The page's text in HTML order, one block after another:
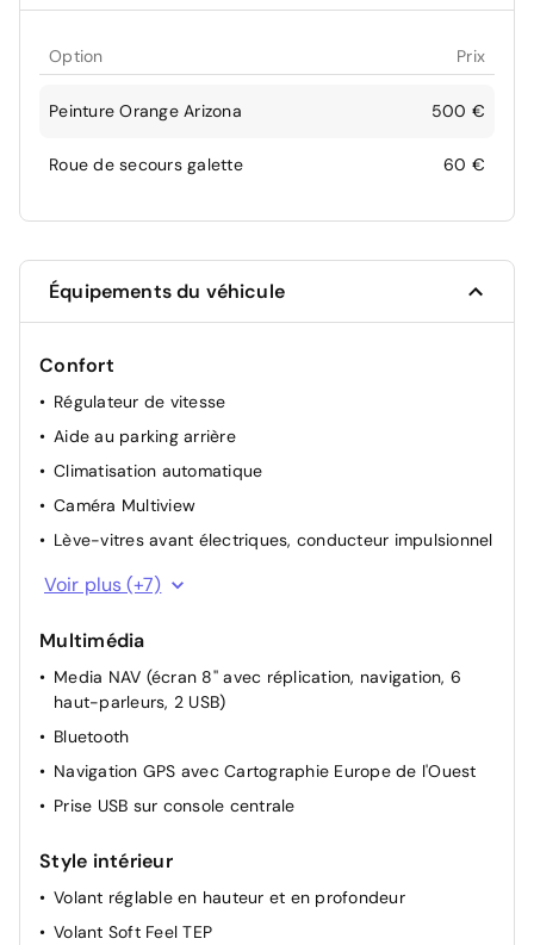
Option Prix
Peinture Orange Arizona 500 €
Roue de secours galette 60 €
Équipements du véhicule
Confort
Régulateur de vitesse
Aide au parking arrière
Climatisation automatique
Caméra Multiview
Lève-vitres avant électriques, conducteur impulsionnel
ECO Mode
Lunette arrière chauffante
Rétroviseurs extérieurs électriques dégivrants
Lève-vitres AR électriques
Airbag passager déconnectable
Carte accès et démarrage mains libres
Voir plus (+7)
Multimédia
Media NAV (écran 8'' avec réplication, navigation, 6
haut-parleurs, 2 USB)
Bluetooth
Navigation GPS avec Cartographie Europe de l'Ouest
Prise USB sur console centrale
Style intérieur
Volant réglable en hauteur et en profondeur
Volant Soft Feel TEP